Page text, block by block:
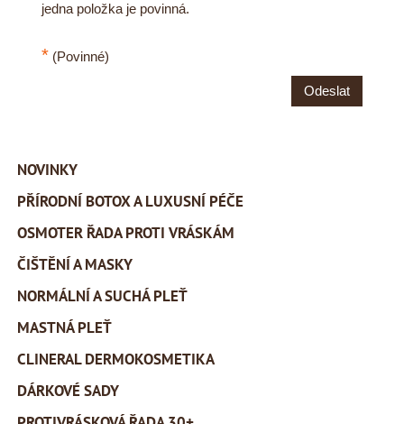
jedna položka je povinná.
* (Povinné)
Odeslat
NOVINKY
PŘÍRODNÍ BOTOX A LUXUSNÍ PÉČE
OSMOTER ŘADA PROTI VRÁSKÁM
ČIŠTĚNÍ A MASKY
NORMÁLNÍ A SUCHÁ PLEŤ
MASTNÁ PLEŤ
CLINERAL DERMOKOSMETIKA
DÁRKOVÉ SADY